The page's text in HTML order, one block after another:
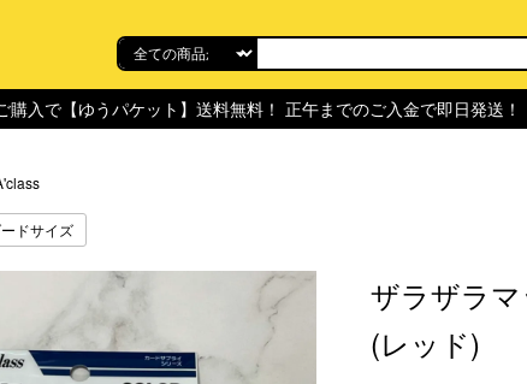
購入で【ゆうパケット】送料無料！ 正午までのご入金で即日発送！
ドサイズ
ザラザラマ
(レッド)